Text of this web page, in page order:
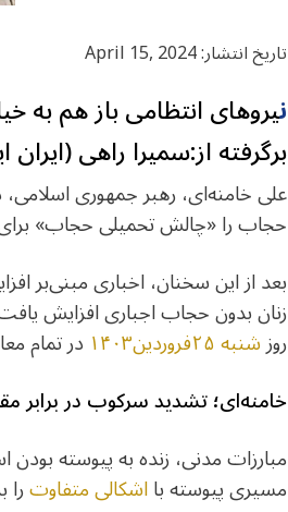
تاریخ انتشار: April 15, 2024
نیروهای انتظامی باز هم به
برگرفته از:‌سمیرا راهی (ایران
علی خامنه‌ای، رهبر جمهوری
حجاب را «چالش تحمیلی حجاب» برای
بعد از این سخنان، اخباری
زنان بدون حجاب اجباری افزایش
روزشنبه ۲۵فروردین۱۴۰۳
در تمام
خامنه‌‌ای؛ تشدید سرکوب در برابر
مبارزات مدنی، زنده به پیوسته
مسیری پیوسته بااشکالی متفاوت